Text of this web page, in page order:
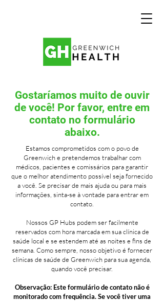
Gostaríamos muito de ouvir
de você! Por favor, entre em
contato no formulário
abaixo.
Estamos comprometidos com o povo de
Greenwich e pretendemos trabalhar com
médicos, pacientes e comissários para garantir
que o melhor atendimento possível seja fornecido
a você. Se precisar de mais ajuda ou para mais
informações, sinta-se à vontade para entrar em
contato.
Nossos GP Hubs podem ser facilmente
reservados com hora marcada em sua clínica de
saúde local e se estendem até as noites e fins de
semana. Como sempre, nosso objetivo é fornecer
clínicas de saúde de Greenwich para sua agenda,
quando você precisar.
Observação: Este formulário de contato não é
monitorado com frequência. Se você tiver uma